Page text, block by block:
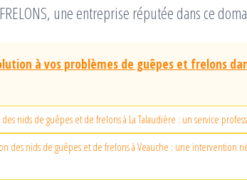
une entreprise réputée dans ce
à vos problèmes de guêpes et frelons
nids de guêpes et de frelons à La Talaudière : un service
des nids de guêpes et de frelons à Veauche : une intervention